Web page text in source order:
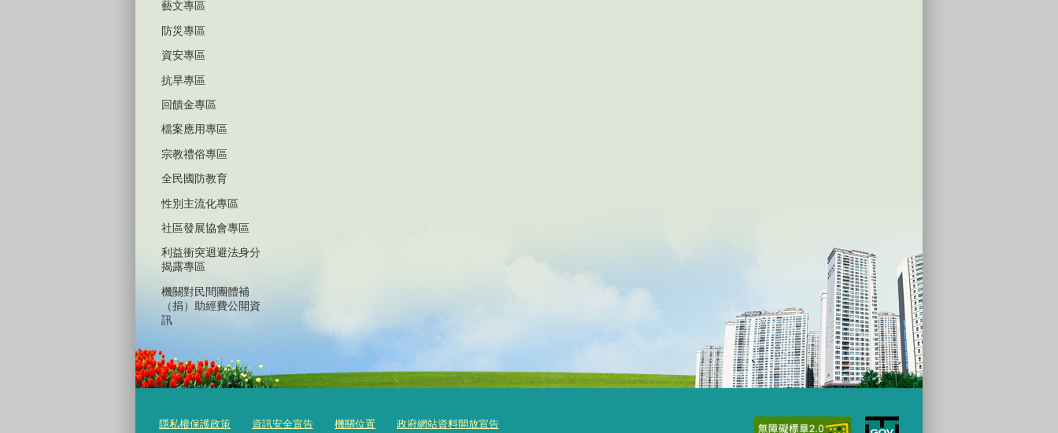
藝文專區
防災專區
資安專區
抗旱專區
回饋金專區
檔案應用專區
宗教禮俗專區
全民國防教育
性別主流化專區
社區發展協會專區
利益衝突迴避法身分
揭露專區
機關對民間團體補
（捐）助經費公開資
訊
隱私權保護政策 資訊安全宣告 機關位置 政府網站資料開放宣告